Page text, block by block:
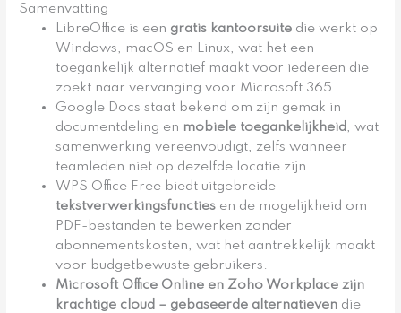
Samenvatting
LibreOffice is een gratis kantoorsuite die werkt op
Windows, macOS en Linux, wat het een
toegankelijk alternatief maakt voor iedereen die
zoekt naar vervanging voor Microsoft 365.
Google Docs staat bekend om zijn gemak in
documentdeling en mobiele toegankelijkheid, wat
samenwerking vereenvoudigt, zelfs wanneer
teamleden niet op dezelfde locatie zijn.
WPS Office Free biedt uitgebreide
tekstverwerkingsfuncties en de mogelijkheid om
PDF-bestanden te bewerken zonder
abonnementskosten, wat het aantrekkelijk maakt
voor budgetbewuste gebruikers.
Microsoft Office Online en Zoho Workplace zijn
krachtige cloud – gebaseerde alternatieven die